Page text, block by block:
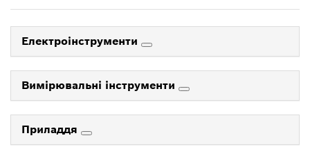
Електроінструменти
Вимірювальні інструменти
Приладдя